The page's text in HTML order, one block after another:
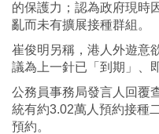
的保護力；認為政府現時
亂而未有擴展接種群組。
崔俊明另稱，港人外遊意
議為上一針已「到期」、
公務員事務局發言人回覆
統有約3.02萬人預約接種
預約。